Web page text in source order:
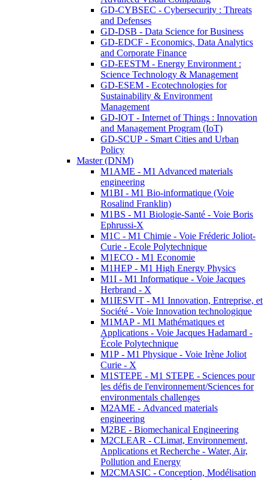
GD-CYBSEC - Cybersecurity : Threats
and Defenses
GD-DSB - Data Science for Business
GD-EDCF - Economics, Data Analytics
and Corporate Finance
GD-EESTM - Energy Environment :
Science Technology & Management
GD-ESEM - Ecotechnologies for
Sustainability & Environment
Management
GD-IOT - Internet of Things : Innovation
and Management Program (IoT)
GD-SCUP - Smart Cities and Urban
Policy
Master (DNM)
M1AME - M1 Advanced materials
engineering
M1BI - M1 Bio-informatique (Voie
Rosalind Franklin)
M1BS - M1 Biologie-Santé - Voie Boris
Ephrussi-X
M1C - M1 Chimie - Voie Fréderic Joliot-
Curie - Ecole Polytechnique
M1ECO - M1 Economie
M1HEP - M1 High Energy Physics
M1I - M1 Informatique - Voie Jacques
Herbrand - X
M1IESVIT - M1 Innovation, Entreprise, et
Société - Voie Innovation technologique
M1MAP - M1 Mathématiques et
Applications - Voie Jacques Hadamard -
École Polytechnique
M1P - M1 Physique - Voie Irène Joliot
Curie - X
M1STEPE - M1 STEPE - Sciences pour
les défis de l'environnement/Sciences for
environmentals challenges
M2AME - Advanced materials
engineering
M2BE - Biomechanical Engineering
M2CLEAR - CLimat, Environnement,
Applications et Recherche - Water, Air,
Pollution and Energy
M2CMASIC - Conception, Modélisation